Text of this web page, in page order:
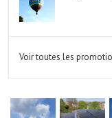
Voir toutes les